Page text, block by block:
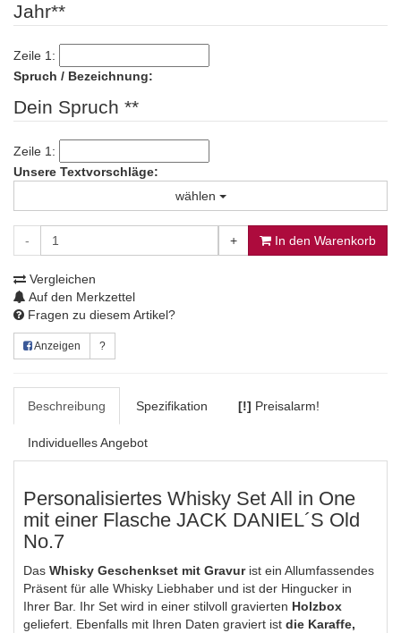
Jahr**
Zeile 1:
Spruch / Bezeichnung:
Dein Spruch **
Zeile 1:
Unsere Textvorschläge:
wählen
- + In den Warenkorb
Vergleichen
Auf den Merkzettel
Fragen zu diesem Artikel?
Anzeigen ?
Beschreibung Spezifikation [!] Preisalarm!
Individuelles Angebot
Personalisiertes Whisky Set All in One
mit einer Flasche JACK DANIEL´S Old
No.7
Das Whisky Geschenkset mit Gravurist ein Allumfassendes
Präsent für alle Whisky Liebhaber und ist der Hingucker in
Ihrer Bar. Ihr Set wird in einer stilvoll gravierten Holzbox
geliefert. Ebenfalls mit Ihren Daten graviert ist die Karaffe,